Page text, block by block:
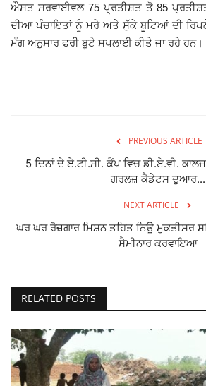
Contact Us
ਔਸਤ ਸਰਵਾਈਵਲ 75 ਪ੍ਰਤੀਸ਼ਤ ਤੋ 85
ਦੀਆ ਪੰਚਾਇਤਾਂ ਨੂੰ ਮਰੇ ਅਤੇ ਸੁੱਕੇ ਬੂਟਿਆਂ ਦੀ
ਮੰਗ ਅਨੁਸਾਰ ਫਰੀ ਬੂਟੇ ਸਪਲਾਈ ਕੀਤੇ ਜਾ ਰਹੇ ਹਨ।
PREVIOUS ARTICLE
5 ਦਿਨਾਂ ਦੇ ਏ.ਟੀ.ਸੀ. ਕੈਂਪ ਵਿਚ ਡੀ.ਏ.ਵੀ.
ਗਰਲਜ਼ ਕੈਡੇਟਸ ਦੁਆਰ...
NEXT ARTICLE
ਘਰ ਘਰ ਰੋਜ਼ਗਾਰ ਮਿਸ਼ਨ ਤਹਿਤ ਨਿਊ ਮੁਕਤੀਸਰ
ਸੈਮੀਨਾਰ ਕਰਵਾਇਆ
RELATED POSTS